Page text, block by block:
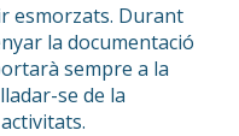
esmorzats. Durant
la documentació
sempre a la
se de la